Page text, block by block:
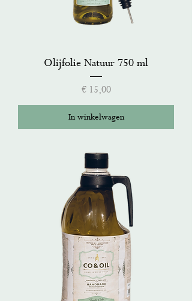
Olijfolie Natuur 750 ml
Prijs
€ 15,00
In winkelwagen